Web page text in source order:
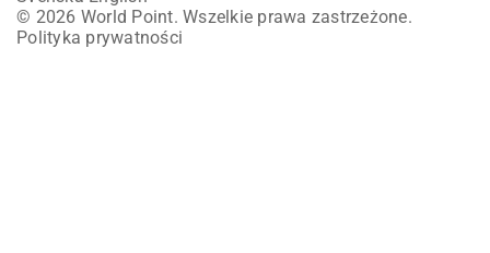
© 2026 World Point. Wszelkie prawa zastrzeżone.
Polityka prywatności